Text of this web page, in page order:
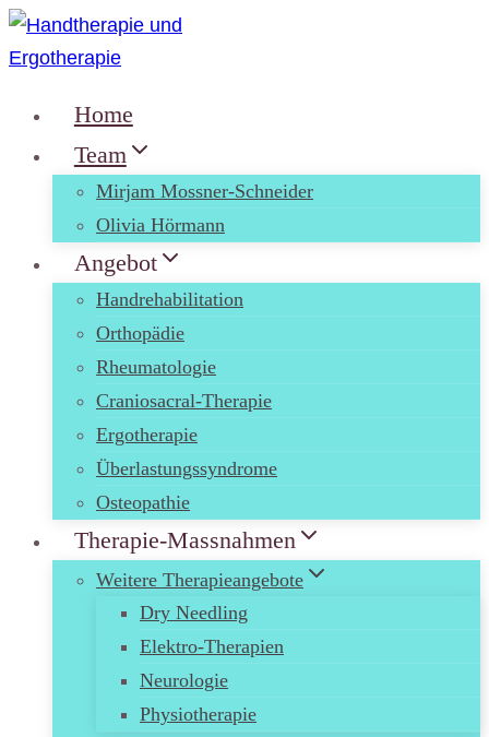
Zum
Inhalt
Home
Team
Mirjam Mossner-Schneider
Olivia Hörmann
Angebot
Handrehabilitation
Orthopädie
Rheumatologie
Craniosacral-Therapie
Ergotherapie
Überlastungssyndrome
Osteopathie
Therapie-Massnahmen
Weitere Therapieangebote
Dry Needling
Elektro-Therapien
Neurologie
Physiotherapie